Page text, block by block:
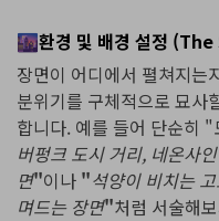
🌆환경 및 배경 설정
장면이 어디에서 펼쳐지는
분위기를 구체적으로 묘사
합니다. 예를 들어 단순히
버펑크 도시 거리, 네온사
면"이나 "석양이 비치는
며드는 장면"처럼 서술해